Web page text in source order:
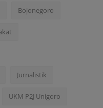
Bojonegoro
Jurnalistik
UKM P2J Unigoro